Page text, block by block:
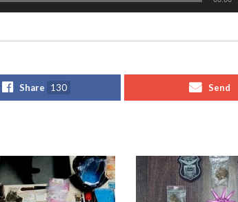
Share 130 Send